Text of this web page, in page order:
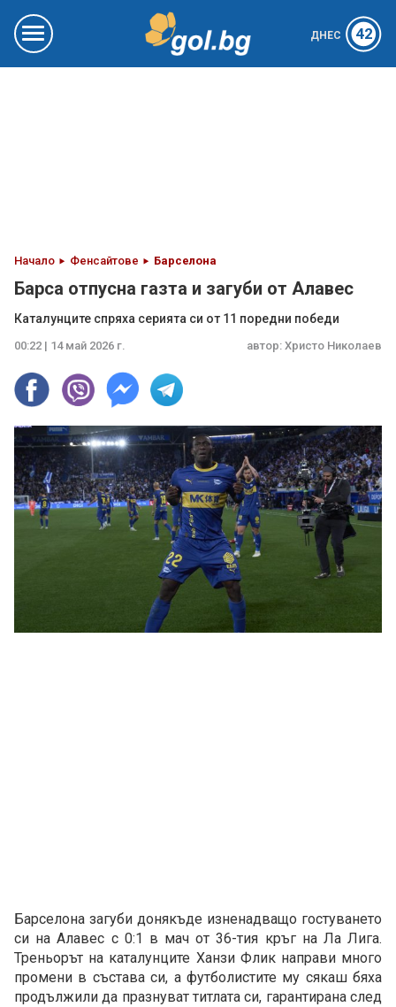
ДНЕС 42
Начало Фенсайтове Барселона
Барса отпусна газта и загуби от Алавес
Каталунците спряха серията си от 11 поредни победи
00:22 | 14 май 2026 г. автор: Христо Николаев
Барселона загуби донякъде изненадващо гостуването
си на Алавес с 0:1 в мач от 36-тия кръг на Ла Лига.
Треньорът на каталунците Ханзи Флик направи много
промени в състава си, а футболистите му сякаш бяха
продължили да празнуват титлата си, гарантирана след